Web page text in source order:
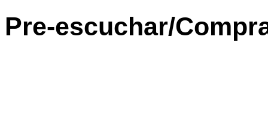
Pre-escuchar/